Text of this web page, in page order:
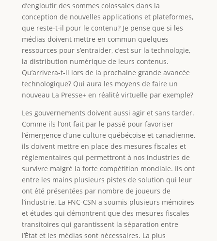
d’engloutir des sommes colossales dans la
conception de nouvelles applications et plateformes,
que reste-t-il pour le contenu? Je pense que si les
médias doivent mettre en commun quelques
ressources pour s’entraider, c’est sur la technologie,
la distribution numérique de leurs contenus.
Qu’arrivera-t-il lors de la prochaine grande avancée
technologique? Qui aura les moyens de faire un
nouveau La Presse+ en réalité virtuelle par exemple?
Les gouvernements doivent aussi agir et sans tarder.
Comme ils l’ont fait par le passé pour favoriser
l’émergence d’une culture québécoise et canadienne,
ils doivent mettre en place des mesures fiscales et
réglementaires qui permettront à nos industries de
survivre malgré la forte compétition mondiale. Ils ont
entre les mains plusieurs pistes de solution qui leur
ont été présentées par nombre de joueurs de
l’industrie. La FNC-CSN a soumis plusieurs mémoires
et études qui démontrent que des mesures fiscales
transitoires qui garantissent la séparation entre
l’État et les médias sont nécessaires. La plus